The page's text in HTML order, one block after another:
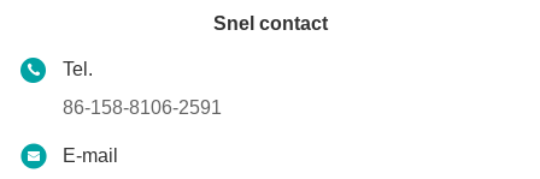
Snel contact
Tel.
86-158-8106-2591
E-mail